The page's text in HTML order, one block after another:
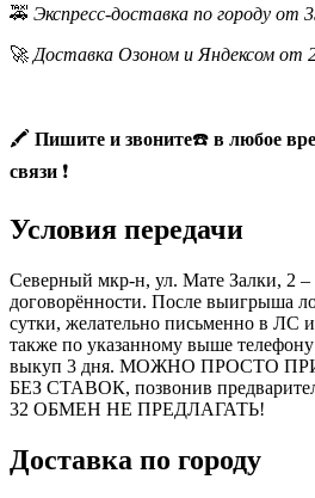
🚕 Экспресс-доставка по городу от
🚀 Доставка Озоном и Яндексом от
🖍 Пишите и звоните☎️ в любое
связи ❗
Условия передачи
Северный мкр-н, ул. Мате Залки, 2
договорённости. После выигрыша
сутки, желательно письменно в ЛС
также по указанному выше
выкуп 3 дня. МОЖНО ПРОСТО
БЕЗ СТАВОК, позвонив
32 ОБМЕН НЕ ПРЕДЛАГАТЬ!
Доставка по городу